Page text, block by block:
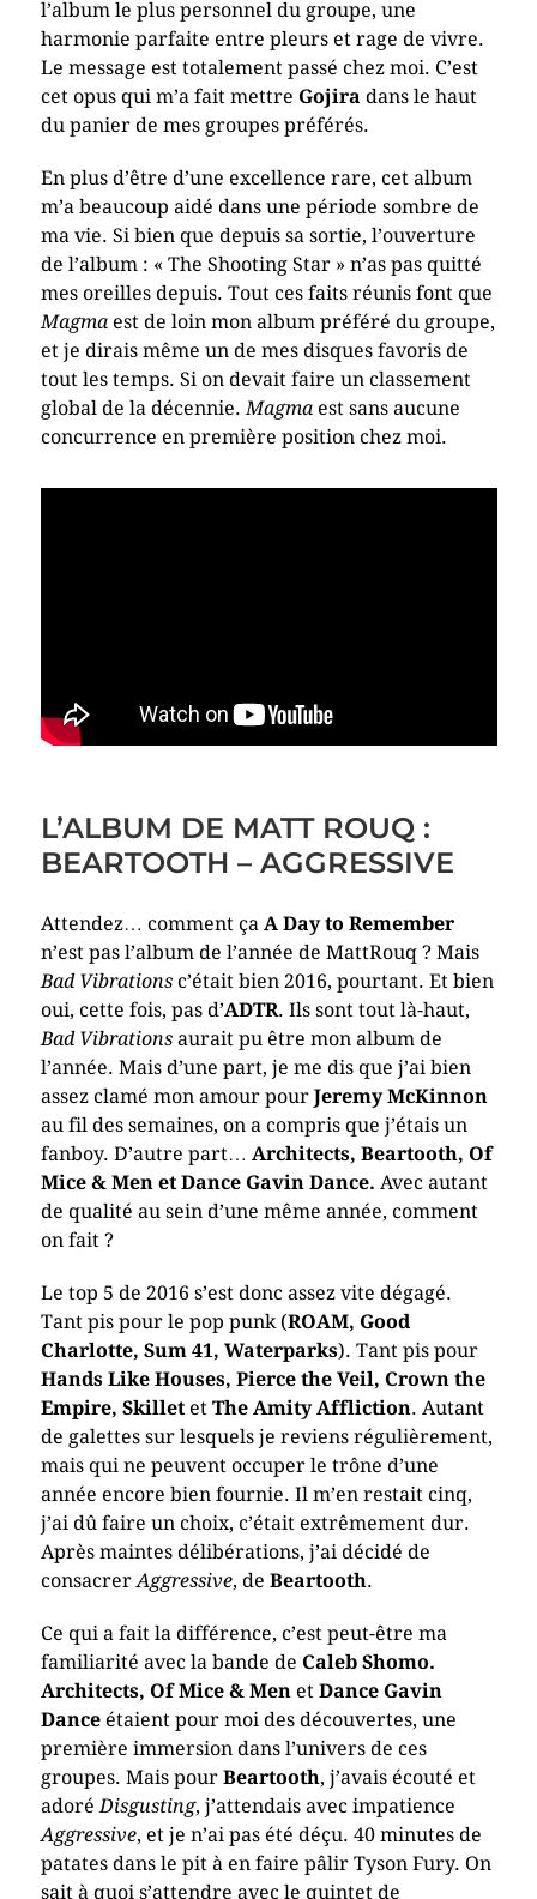
l’album le plus personnel du groupe, une
harmonie parfaite entre pleurs et rage de vivre.
Le message est totalement passé chez moi. C’est
cet opus qui m’a fait mettre Gojira dans le haut
du panier de mes groupes préférés.
En plus d’être d’une excellence rare, cet album
m’a beaucoup aidé dans une période sombre de
ma vie. Si bien que depuis sa sortie, l’ouverture
de l’album : « The Shooting Star » n’as pas quitté
mes oreilles depuis. Tout ces faits réunis font que
Magmaest de loin mon album préféré du groupe,
et je dirais même un de mes disques favoris de
tout les temps. Si on devait faire un classement
global de la décennie.Magmaest sans aucune
concurrence en première position chez moi.
L’ALBUM DE MATT ROUQ :
BEARTOOTH – AGGRESSIVE
Attendez… comment ça A Day to Remember
n’est pas l’album de l’année de MattRouq ? Mais
Bad Vibrationsc’était bien 2016, pourtant. Et bien
oui, cette fois, pas d’ADTR. Ils sont tout là-haut,
Bad Vibrationsaurait pu être mon album de
l’année. Mais d’une part, je me dis que j’ai bien
assez clamé mon amour pour Jeremy McKinnon
au fil des semaines, on a compris que j’étais un
fanboy. D’autre part… Architects, Beartooth, Of
Mice & Men et Dance Gavin Dance. Avec autant
de qualité au sein d’une même année, comment
on fait ?
Le top 5 de 2016 s’est donc assez vite dégagé.
Tant pis pour le pop punk (ROAM, Good
Charlotte, Sum 41, Waterparks). Tant pis pour
Hands Like Houses, Pierce the Veil, Crown the
Empire, Skilletet The Amity Affliction. Autant
de galettes sur lesquels je reviens régulièrement,
mais qui ne peuvent occuper le trône d’une
année encore bien fournie. Il m’en restait cinq,
j’ai dû faire un choix, c’était extrêmement dur.
Après maintes délibérations, j’ai décidé de
consacrer Aggressive, de Beartooth.
Ce qui a fait la différence, c’est peut-être ma
familiarité avec la bande de Caleb Shomo.
Architects, Of Mice & Men et Dance Gavin
Danceétaient pour moi des découvertes, une
première immersion dans l’univers de ces
groupes. Mais pour Beartooth, j’avais écouté et
adoré Disgusting, j’attendais avec impatience
Aggressive, et je n’ai pas été déçu. 40 minutes de
patates dans le pit à en faire pâlir Tyson Fury. On
sait à quoi s’attendre avec le quintet de